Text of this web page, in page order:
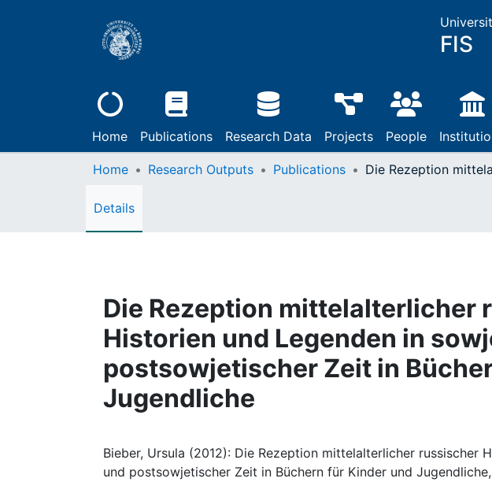
FIS
Home Publications Research Data Projects People
Home Research Outputs Publications
Details
Die Rezeption mittelalterlicher
Historien und Legenden in
postsowjetischer Zeit in
Jugendliche
Bieber, Ursula (2012): Die Rezeption mittelalterlicher russischer
und postsowjetischer Zeit in Büchern für Kinder und